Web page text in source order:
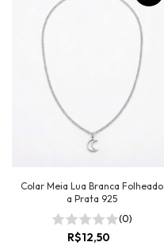
Colar Meia Lua Branca Folheado
a Prata 925
(0)
R$12,50